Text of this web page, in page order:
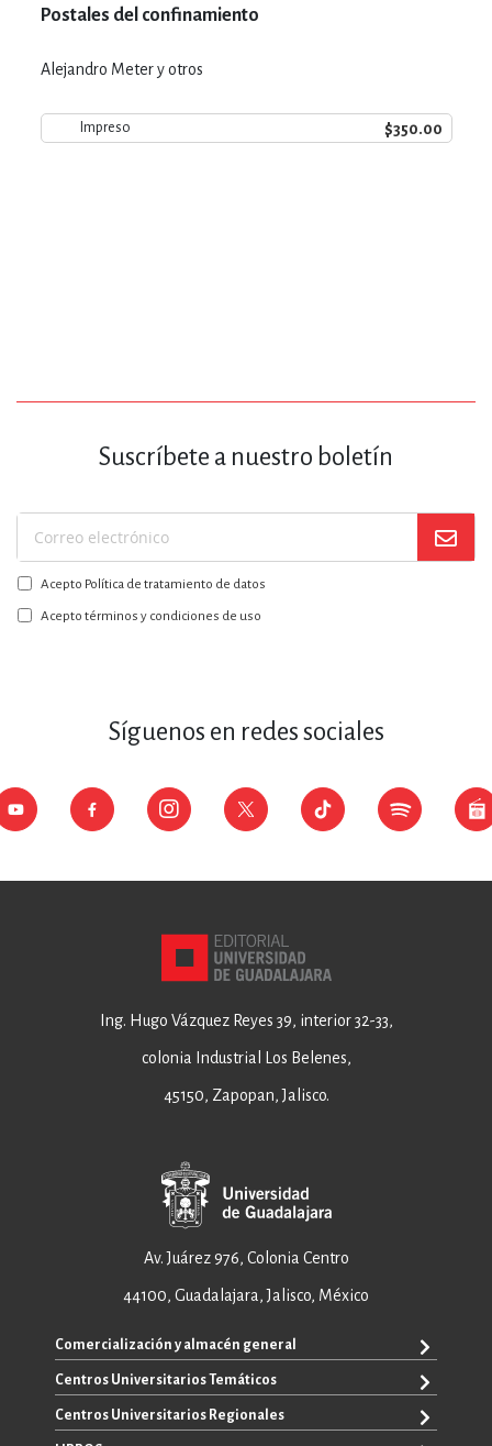
Postales del confinamiento
Alejandro Meter y otros
Impreso $350.00
Suscríbete a nuestro boletín
Suscríbase
a
nuestro
boletín:
Acepto Política de tratamiento de datos
Acepto términos y condiciones de uso
Síguenos en redes sociales
Ing. Hugo Vázquez Reyes 39, interior 32-33,
colonia Industrial Los Belenes,
45150, Zapopan, Jalisco.
Av. Juárez 976, Colonia Centro
44100, Guadalajara, Jalisco, México
Comercialización y almacén general
+52 33 3640 6326
+52 33 3640 4595
Centros Universitarios Temáticos
CUAAD
Centros Universitarios Regionales